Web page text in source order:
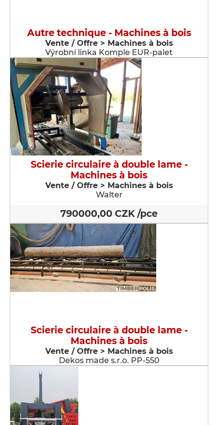
Autre technique - Machines à bois
Vente / Offre > Machines à bois
Výrobní linka Komple EUR-palet
Scierie circulaire à double lame -
Machines à bois
Vente / Offre > Machines à bois
Walter
790000,00 CZK /pce
Scierie circulaire à double lame -
Machines à bois
Vente / Offre > Machines à bois
Dekos made s.r.o. PP-550